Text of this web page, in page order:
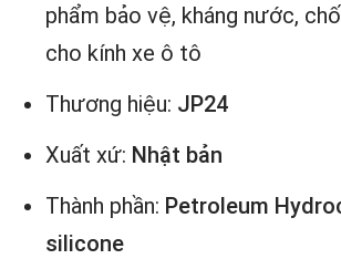
phẩm bảo vệ, kháng nước,
cho kính xe ô tô
Thương hiệu: JP24
Xuất xứ: Nhật bản
Thành phần: Petroleum
silicone